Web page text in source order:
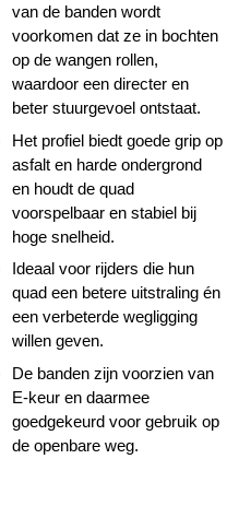
van de banden wordt
voorkomen dat ze in bochten
op de wangen rollen,
waardoor een directer en
beter stuurgevoel ontstaat.
Het profiel biedt goede grip op
asfalt en harde ondergrond
en houdt de quad
voorspelbaar en stabiel bij
hoge snelheid.
Ideaal voor rijders die hun
quad een betere uitstraling én
een verbeterde wegligging
willen geven.
De banden zijn voorzien van
E-keur en daarmee
goedgekeurd voor gebruik op
de openbare weg.